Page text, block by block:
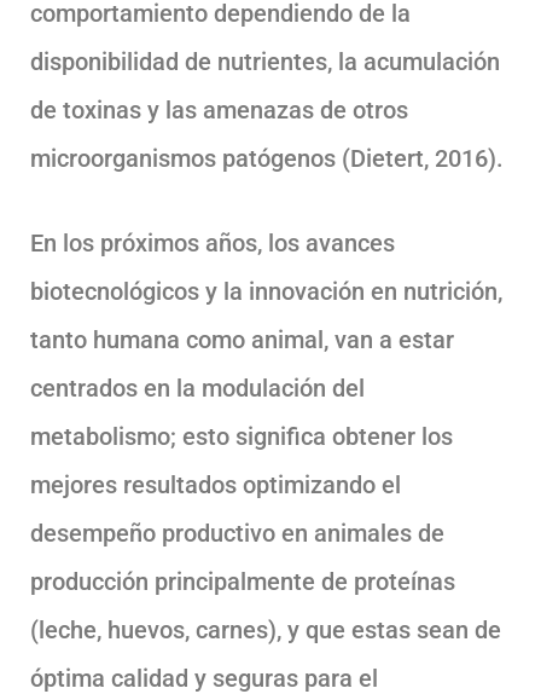
comportamiento dependiendo de la
disponibilidad de nutrientes, la acumulación
de toxinas y las amenazas de otros
microorganismos patógenos (Dietert, 2016).
En los próximos años, los avances
biotecnológicos y la innovación en nutrición,
tanto humana como animal, van a estar
centrados en la modulación del
metabolismo; esto significa obtener los
mejores resultados optimizando el
desempeño productivo en animales de
producción principalmente de proteínas
(leche, huevos, carnes), y que estas sean de
óptima calidad y seguras para el